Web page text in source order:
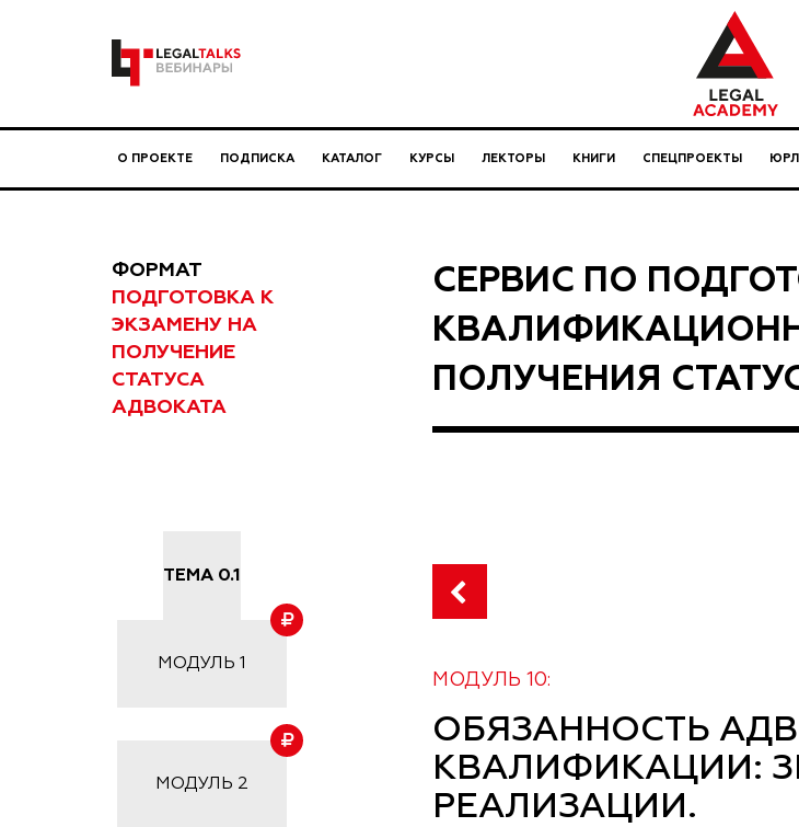
О ПРОЕКТЕ ПОДПИСКА КАТАЛОГ КУРСЫ ЛЕКТОРЫ КНИГИ СПЕЦПРОЕКТЫ
ФОРМАТ
ПОДГОТОВКА К
ЭКЗАМЕНУ НА
ПОЛУЧЕНИЕ
СТАТУСА
АДВОКАТА
СЕРВИС ПО
ПОЛУЧЕНИЯ
ТЕМА 0.1
МОДУЛЬ 1
МОДУЛЬ 2
МОДУЛЬ 10:
ОБЯЗАННОСТЬ
КВАЛИФИКАЦИИ:
РЕАЛИЗАЦИИ.